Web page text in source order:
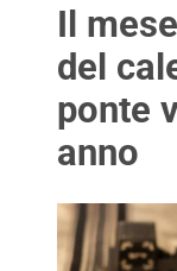
Il
del
ponte
anno